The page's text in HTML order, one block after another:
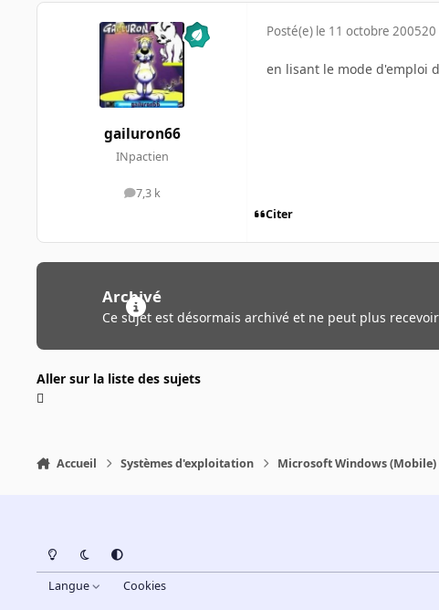
gailuron66
INpactien
7,3 k
messages
Posté(e) le 11 octobre 200520
en lisant le mode d'emploi
Citer
Archivé
Ce sujet est désormais archivé et ne peut plus
Aller sur la liste des sujets
Accueil Systèmes d'exploitation Microsoft Windows (Mobile)
Light ModeDark ModeSystem Preference
Langue Cookies